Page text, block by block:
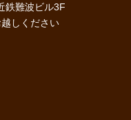
鉄難波ビル3F
しください